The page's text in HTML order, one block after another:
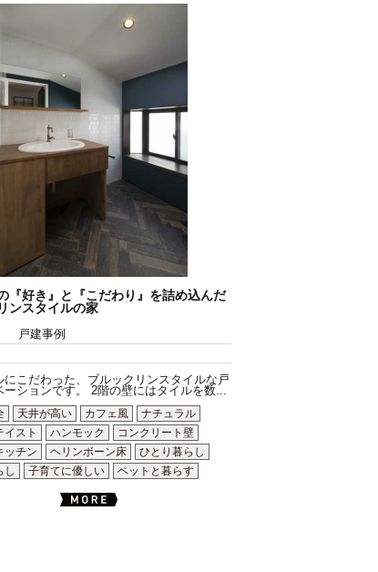
『好き』と『こだわり』を詰め込んだ
ンスタイルの家
戸建事例
にこだわった、ブルックリンスタイルな戸
ーションです。 2階の壁にはタイルを数...
天井が高い カフェ風
ナチュラル
イスト
ハンモック
コンクリート壁
ッチン
ヘリンボーン床
ひとり暮らし
し
子育てに優しい ペットと暮らす